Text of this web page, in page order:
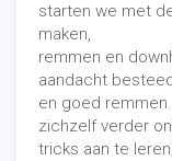
starten we met
maken,
remmen en
aandacht
en goed remmen.
zichzelf verder
tricks aan te